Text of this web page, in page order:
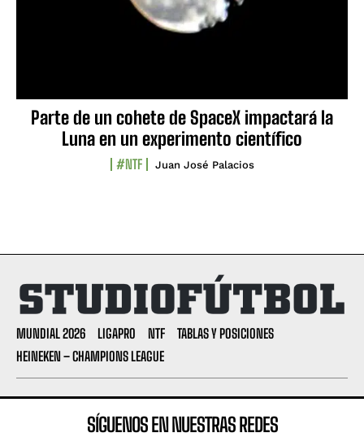
Parte de un cohete de SpaceX impactará la
Luna en un experimento científico
#NTF Juan José Palacios
MUNDIAL 2026 LIGAPRO NTF
TABLAS Y POSICIONES
HEINEKEN – CHAMPIONS LEAGUE
SÍGUENOS EN NUESTRAS REDES